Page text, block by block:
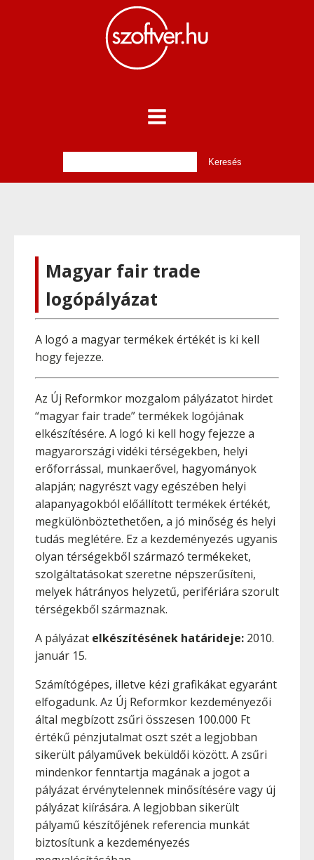
Magyar fair trade
logópályázat
A logó a magyar termékek értékét is ki kell
hogy fejezze.
­Az Új Reformkor mozgalom pályázatot hirdet
“magyar fair trade” termékek logójának
elkészítésére. A logó ki kell hogy fejezze a
magyarországi vidéki térségekben, helyi
erőforrással, munkaerővel, hagyományok
alapján; nagyrészt vagy egészében helyi
alapanyagokból előállított termékek értékét,
megkülönböztethetően, a jó minőség és helyi
tudás meglétére. Ez a kezdeményezés ugyanis
olyan térségekből származó termékeket,
szolgáltatásokat szeretne népszerűsíteni,
melyek hátrányos helyzetű, perifériára szorult
térségekből származnak.
A pályázat elkészítésének határideje: 2010.
január 15.
Számítógépes, illetve kézi grafikákat egyaránt
elfogadunk. Az Új Reformkor kezdeményezői
által megbízott zsűri összesen 100.000 Ft
értékű pénzjutalmat oszt szét a legjobban
sikerült pályaművek beküldői között. A zsűri
mindenkor fenntartja magának a jogot a
pályázat érvénytelennek minősítésére vagy új
pályázat kiírására. A legjobban sikerült
pályamű készítőjének referencia munkát
biztosítunk a kezdeményezés